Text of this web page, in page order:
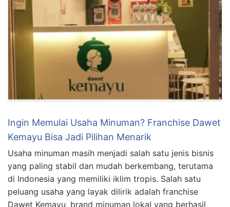
Ingin Memulai Usaha Minuman? Franchise Dawet
Kemayu Bisa Jadi Pilihan Menarik
Usaha minuman masih menjadi salah satu jenis bisnis
yang paling stabil dan mudah berkembang, terutama
di Indonesia yang memiliki iklim tropis. Salah satu
peluang usaha yang layak dilirik adalah franchise
Dawet Kemayu, brand minuman lokal yang berhasil